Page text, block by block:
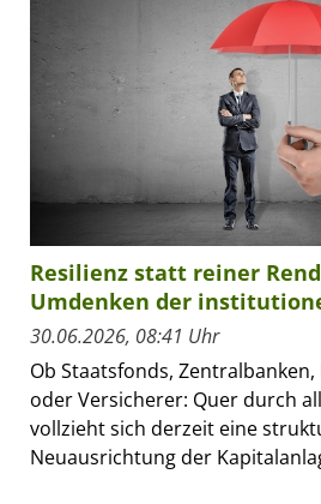
Resilienz statt reiner
Umdenken der
30.06.2026, 08:41 Uhr
Ob Staatsfonds, Zentralbanken,
oder Versicherer: Quer durch
vollzieht sich derzeit eine
Neuausrichtung der